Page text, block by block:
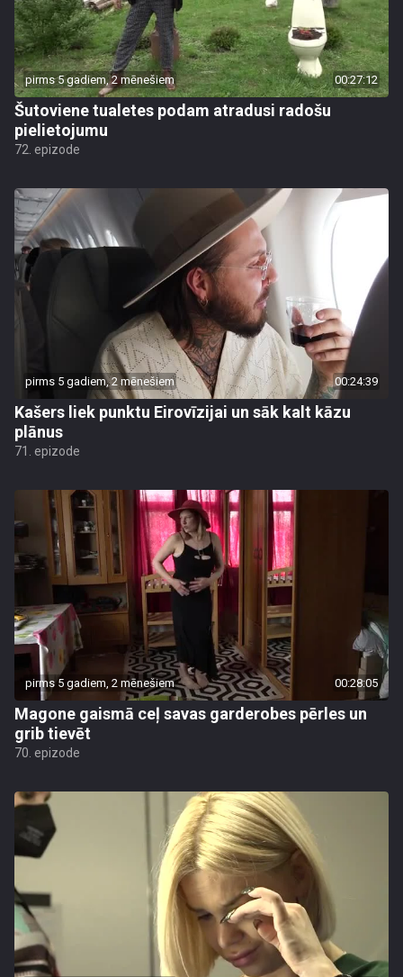
pirms 5 gadiem, 2 mēnešiem 00:27:12
Šutoviene tualetes podam atradusi radošu
pielietojumu
72. epizode
pirms 5 gadiem, 2 mēnešiem 00:24:39
Kašers liek punktu Eirovīzijai un sāk kalt kāzu
plānus
71. epizode
pirms 5 gadiem, 2 mēnešiem 00:28:05
Magone gaismā ceļ savas garderobes pērles un
grib tievēt
70. epizode